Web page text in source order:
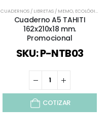
,TODOS
CUADERNOS / LIBRETAS / MEMO, ECOLÓGICOS Y SUSTENTABLES
Cuaderno A5 TAHITI
162x210x18 mm.
Promocional
SKU: P-NTB03
COTIZAR